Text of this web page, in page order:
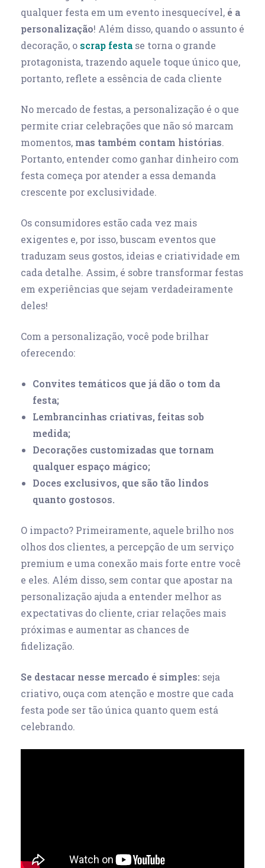
qualquer festa em um evento inesquecível, é a
personalização! Além disso, quando o assunto é
decoração, o scrap festa se torna o grande
protagonista, trazendo aquele toque único que,
portanto, reflete a essência de cada cliente
No mercado de festas, a personalização é o que
permite criar celebrações que não só marcam
momentos, mas também contam histórias.
Portanto, entender como ganhar dinheiro com
festa começa por atender a essa demanda
crescente por exclusividade.
Os consumidores estão cada vez mais
exigentes e, por isso, buscam eventos que
traduzam seus gostos, ideias e criatividade em
cada detalhe. Assim, é sobre transformar festas
em experiências que sejam verdadeiramente
deles!
Com a personalização, você pode brilhar
oferecendo:
Convites temáticos que já dão o tom da
festa;
Lembrancinhas criativas, feitas sob
medida;
Decorações customizadas que tornam
qualquer espaço mágico;
Doces exclusivos, que são tão lindos
quanto gostosos.
O impacto? Primeiramente, aquele brilho nos
olhos dos clientes, a percepção de um serviço
premium e uma conexão mais forte entre você
e eles. Além disso, sem contar que apostar na
personalização ajuda a entender melhor as
expectativas do cliente, criar relações mais
próximas e aumentar as chances de
fidelização.
Se destacar nesse mercado é simples: seja
criativo, ouça com atenção e mostre que cada
festa pode ser tão única quanto quem está
celebrando.